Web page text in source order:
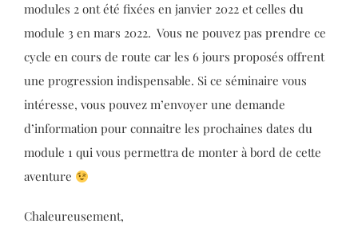
modules 2 ont été fixées en janvier 2022 et celles du
module 3 en mars 2022. Vous ne pouvez pas prendre ce
cycle en cours de route car les 6 jours proposés offrent
une progression indispensable. Si ce séminaire vous
intéresse, vous pouvez m’envoyer une demande
d’information pour connaitre les prochaines dates du
module 1 qui vous permettra de monter à bord de cette
aventure
Chaleureusement,